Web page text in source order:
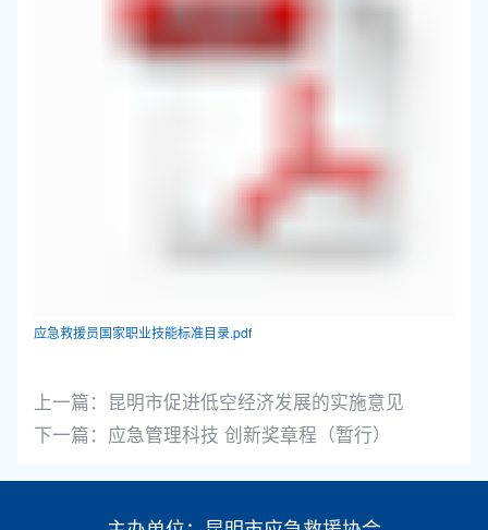
应急救援员国家职业技能标准目录.pdf
上一篇： 昆明市促进低空经济发展的实施意见
下一篇： 应急管理科技 创新奖章程（暂行）